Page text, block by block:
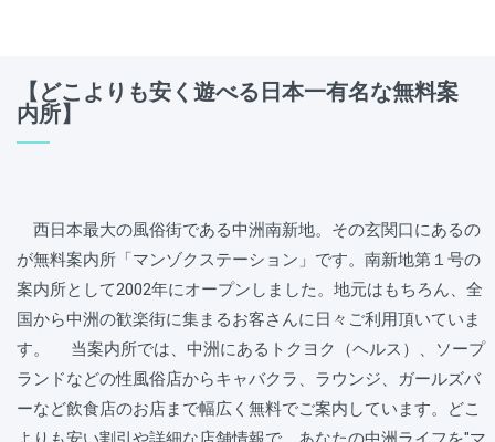
【どこよりも安く遊べる日本一有名な無料案
内所】
西日本最大の風俗街である中洲南新地。その玄関口にあるの
が無料案内所「マンゾクステーション」です。南新地第１号の
案内所として2002年にオープンしました。地元はもちろん、全
国から中洲の歓楽街に集まるお客さんに日々ご利用頂いていま
す。 当案内所では、中洲にあるトクヨク（ヘルス）、ソープ
ランドなどの性風俗店からキャバクラ、ラウンジ、ガールズバ
ーなど飲食店のお店まで幅広く無料でご案内しています。どこ